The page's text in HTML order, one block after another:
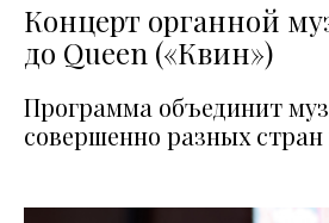
Концерт органной
до Queen («Квин»)
Программа объединит
совершенно разных стран